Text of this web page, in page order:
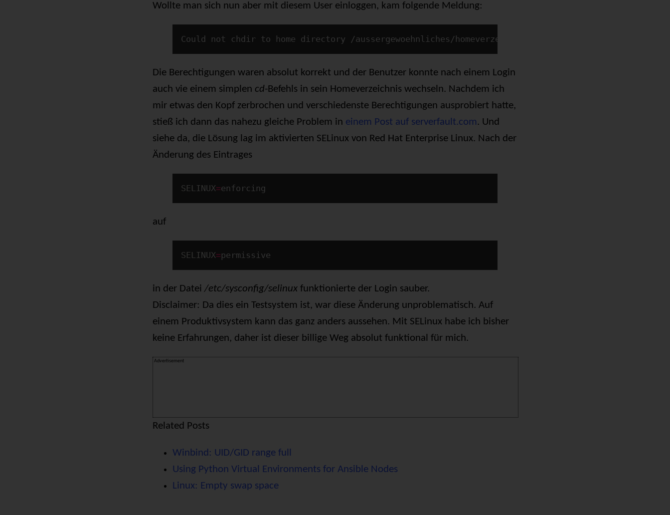
Wollte man sich nun aber mit diesem User einloggen, kam folgende Meldung:
Could not chdir to home directory /aussergewoehnliches/homeverzeichnis: Permission denied
Die Berechtigungen waren absolut korrekt und der Benutzer konnte nach einem Login
auch vie einem simplen cd-Befehls in sein Homeverzeichnis wechseln. Nachdem ich
mir etwas den Kopf zerbrochen und verschiedenste Berechtigungen ausprobiert hatte,
stieß ich dann das nahezu gleiche Problem in einem Post auf serverfault.com. Und
siehe da, die Lösung lag im aktivierten SELinux von Red Hat Enterprise Linux. Nach der
Änderung des Eintrages
SELINUX=enforcing
auf
SELINUX=permissive
in der Datei/etc/sysconfig/selinuxfunktionierte der Login sauber.
Disclaimer: Da dies ein Testsystem ist, war diese Änderung unproblematisch. Auf
einem Produktivsystem kann das ganz anders aussehen. Mit SELinux habe ich bisher
keine Erfahrungen, daher ist dieser billige Weg absolut funktional für mich.
Advertisement
Related Posts
Winbind: UID/GID range full
Using Python Virtual Environments for Ansible Nodes
Linux: Empty swap space